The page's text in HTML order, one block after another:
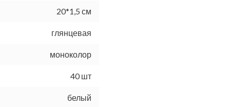
20*1,5 см
глянцевая
моноколор
40 шт
белый